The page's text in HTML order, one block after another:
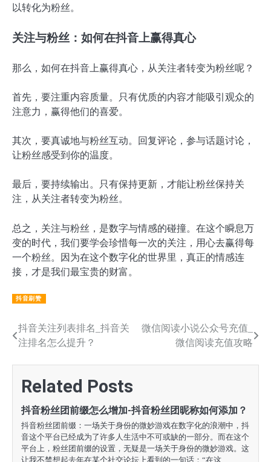
以转化为粉丝。
关注与粉丝：如何在抖音上赢得真心
那么，如何在抖音上赢得真心，从关注者转变为粉丝呢？
首先，要注重内容质量。只有优质的内容才能吸引观众的
注意力，赢得他们的喜爱。
其次，要真诚地与粉丝互动。回复评论，参与话题讨论，
让粉丝感受到你的温度。
最后，要持续输出。只有保持更新，才能让粉丝保持关
注，从关注者转变为粉丝。
总之，关注与粉丝，是数字与情感的碰撞。在这个瞬息万
变的时代，我们要学会珍惜每一次的关注，用心去赢得每
一个粉丝。因为在这个数字化的世界里，真正的情感连
接，才是我们最宝贵的财富。
抖音刷赞
文
航
抖音关注列表排名_抖音关
注排名怎么提升？
微信阅读小说公众号充值_
微信阅读充值攻略
Related Posts
抖音粉丝团前缀怎么增加-抖音粉丝团昵称如何添加？
抖音粉丝团前缀：一场关于身份的微妙游戏在数字化的浪潮中，抖
音这个平台已经成为了许多人生活中不可或缺的一部分。而在这个
平台上，粉丝团前缀的设置，无疑是一场关于身份的微妙游戏。这
让我不禁想起去年在某个社交论坛上看到的一句话：“在这